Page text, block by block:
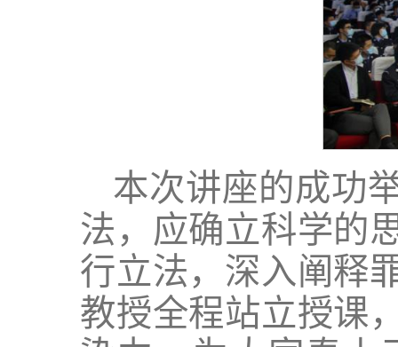
本次讲座的成功
法，应确立科学的
行立法，深入阐释
教授全程站立授课